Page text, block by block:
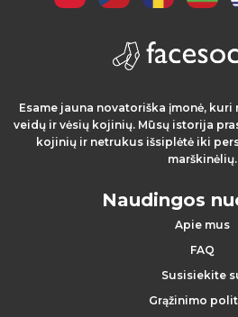
Esame jauna novatoriška įmonė,
veidų ir vėsių kojinių. Mūsų istorija
kojinių ir netrukus išsiplėtė iki
marškinėlių.
Naudingos
Apie mus
FAQ
Susisiekite
Grąžinimo